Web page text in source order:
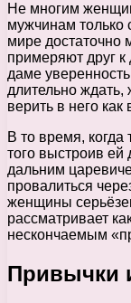
Не многим
мужчинам только
мире достаточно
примеряют друг к
даме
длительно
верить в него
В то время, когда
того выстроив ей
дальним
провалиться
женщины
рассматривает
нескончаемым
Привычки